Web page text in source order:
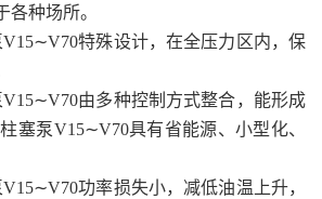
各种场所。
V15∼V70特殊设计，在全压力区内，保
由多种控制方式整合，能形成
塞泵V15∼V70具有省能源、小型化、
功率损失小，减低油温上升，